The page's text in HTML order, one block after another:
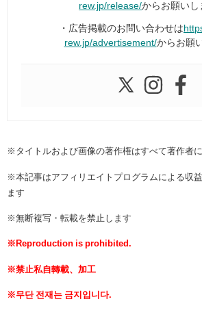
rew.jp/release/からお願いし
・広告掲載のお問い合わせは
rew.jp/advertisement/からお願
※タイトルおよび画像の著作権はすべて著作者
※本記事はアフィリエイトプログラムによる収
ます
※無断複写・転載を禁止します
※Reproduction is prohibited.
※禁止私自轉載、加工
※무단 전재는 금지입니다.